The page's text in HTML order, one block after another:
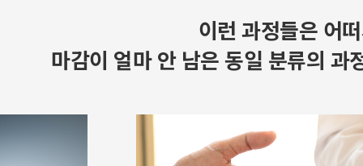
이런 과정들은 어
마감이 얼마 안 남은 동일 분류의 과